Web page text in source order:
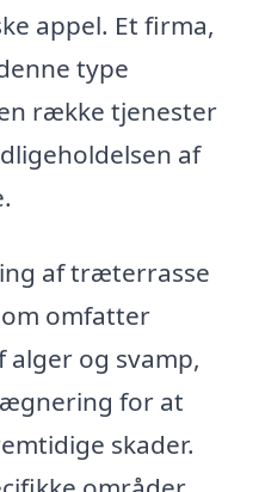
appel. Et firma,
type
række tjenester
af
af træterrasse
omfatter
og svamp,
for at
skader.